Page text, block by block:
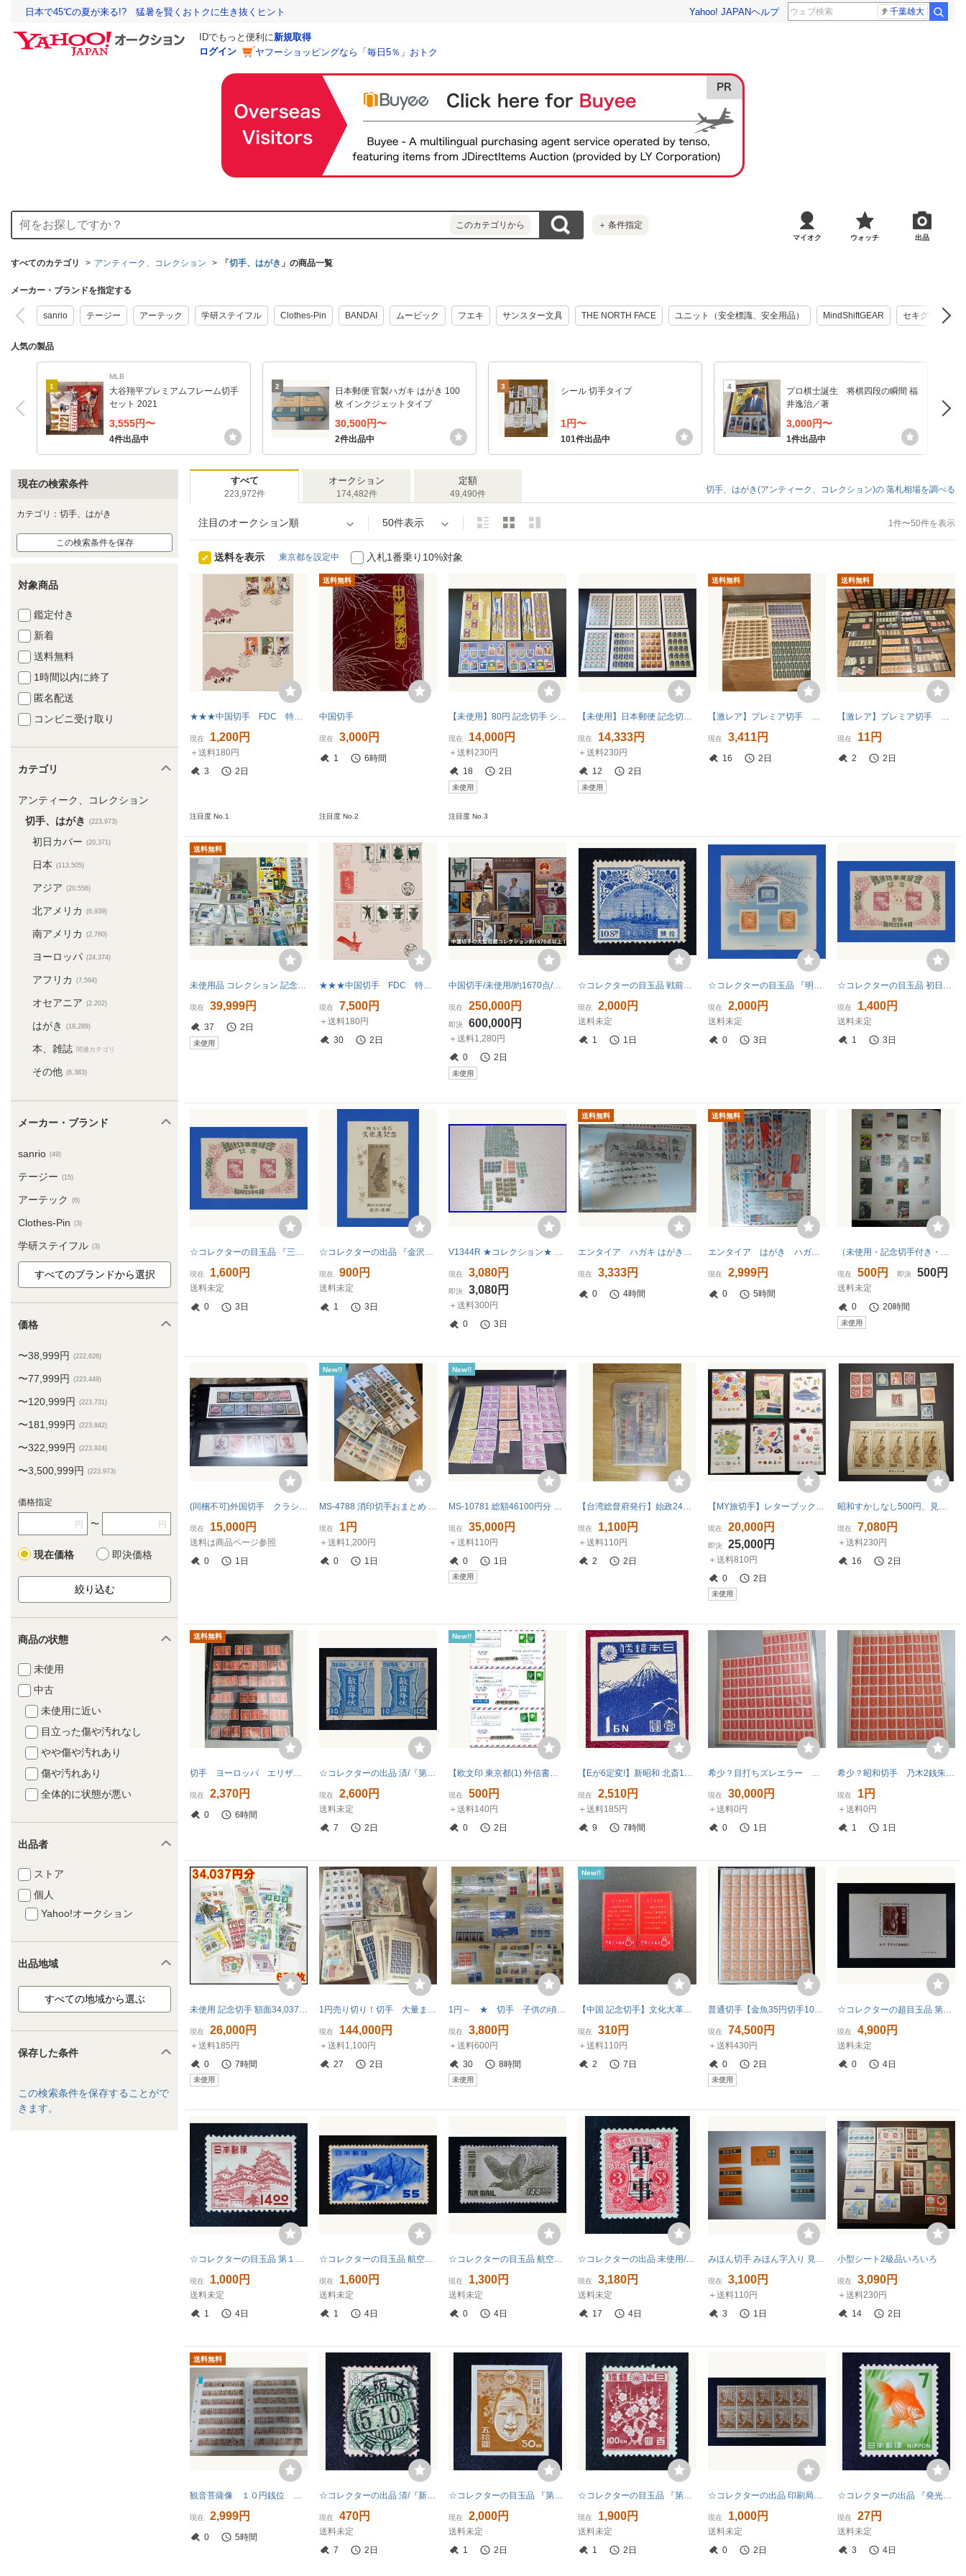
日本で45℃の夏が来る!? 猛暑を賢くおトクに生き抜くヒント Yahoo! JAPANヘルプ 千葉雄大
IDでもっと便利に新規取得
ログイン
ヤフーショッピングなら「毎日5％」おトク
このカテゴリから ＋ 条件指定
マイオク ウォッチ 出品
すべてのカテゴリ アンティーク、コレクション 「 切手、はがき 」の商品一覧
メーカー・ブランドを指定する
sanrio テージー アーテック 学研ステイフル Clothes-Pin BANDAI ムービック フエキ サンスター文具 THE NORTH FACE ユニット（安全標識、安全用品） MindShiftGEAR セキグチ
人気の製品
1
MLB
大谷翔平プレミアムフレーム切手
セット 2021
3,555円〜
4件出品中
2
日本郵便 官製ハガキ はがき 100
枚 インクジェットタイプ
30,500円〜
2件出品中
3 シール 切手タイプ
1円〜
101件出品中
4
プロ棋士誕生 将棋四段の瞬間 福
井逸治／著
3,000円〜
1件出品中
現在の検索条件
カテゴリ：切手、はがき
この検索条件を保存
対象商品
鑑定付き
新着
送料無料
1時間以内に終了
匿名配送
コンビニ受け取り
カテゴリ
アンティーク、コレクション
切手、はがき
(223,973)
初日カバー (20,371)
日本 (113,505)
アジア (20,556)
北アメリカ (6,939)
南アメリカ (2,760)
ヨーロッパ (24,374)
アフリカ (7,594)
オセアニア (2,202)
はがき (19,289)
本、雑誌 関連カテゴリ
その他 (6,383)
メーカー・ブランド
sanrio (49)
テージー (15)
アーテック (6)
Clothes-Pin (3)
学研ステイフル (3)
価格
〜38,999円 (222,626)
〜77,999円 (223,449)
〜120,999円 (223,731)
〜181,999円 (223,842)
〜322,999円 (223,924)
〜3,500,999円 (223,973)
価格指定
円 〜 円
現在価格 即決価格
商品の状態
未使用
中古
未使用に近い
目立った傷や汚れなし
やや傷や汚れあり
傷や汚れあり
全体的に状態が悪い
出品者
ストア
個人
Yahoo!オークション
出品地域
保存した条件
この検索条件を保存することがで
きます。
すべて
223,972件
オークション
174,482件
定額
49,490件 切手、はがき(アンティーク、コレクション)の 落札相場を調べる
注目のオークション順 50件表示 1件〜50件を表示
送料を表示 東京都を設定中 入札1番乗り10%対象
★★★中国切手 FDC 特６４ 人民公社の婦人社員 ６種完
現在 1,200円
＋送料180円
3
2日
注目度 No.1
送料無料
中国切手
現在 3,000円
1 6時間
注目度 No.2
【未使用】80円 記念切手 シートまとめ 20シート 世界遺産 天皇陛下御即位ほか
現在 14,000円
＋送料230円
18
2日
未使用
注目度 No.3
【未使用】日本郵便 記念切手 20円シート 65シートまとめ 未使用 一部シート破れあり
現在 14,333円
＋送料230円
12
2日
未使用
送料無料
【激レア】プレミア切手 シート まとめ アンティーク 日本切手 記念切手 コレクション
現在 3,411円
16 2日
送料無料
【激レア】プレミア切手 まとめ アンティーク 日本切手 記念切手 国立公園 コレクション
現在 11円
2 2日
送料無料
未使用品 コレクション 記念切手 まとめ売り アニメ 日本郵便 シート 大量 レトロ 額面 52121円
現在 39,999円
37 2日
未使用
★★★中国切手 FDC 特６３ 殷代の 青銅器 ８種完
現在 7,500円
＋送料180円
30
2日
中国切手/未使用/約1670点/大型旧蔵コレクション/単片・連刷・小型シート・小型帳 #847-e
現在 250,000円
即決 600,000円
＋送料1,280円
0
2日
未使用
☆コレクターの目玉品 戦前記念切手『裕仁皇太子帰朝記念』１０銭 ＮＨ美品 ※カタログ価/１８０００円 7-84
現在 2,000円
送料未定
1
1日
☆コレクターの目玉品 『明仁立太子礼記念』小型シート/タトゥ付 ＮＨ美品 ※カタログ価/１７０００円 11-9
現在 2,000円
送料未定
0
3日
☆コレクターの目玉品 初日印付『三島切手展記念』小型シート ＮＨ極美品 ※カタログ価/１５０００円 9-41
現在 1,400円
送料未定
1
3日
☆コレクターの目玉品 『三島切手展記念』小型シート ＮＨ極美品 ※カタログ価/１５０００円 9-42
現在 1,600円
送料未定
0
3日
☆コレクターの出品 『金沢・高岡明るい逓信文化展記念』小型シート ＮＨ美品 ※カタログ価/８５００円 8-4
現在 900円
送料未定
1
3日
V1344R ★コレクション★ 旧収入印紙 旧デザイン 日本政府 五拾円・ 弐拾円 ・壱拾円など色々 未使用 総額約4300円
現在 3,080円
即決 3,080円
＋送料300円
0
3日
送料無料
エンタイア ハガキ はがき 切手 押印
現在 3,333円
0 4時間
送料無料
エンタイア はがき ハガキ 切手 押印
現在 2,999円
0 5時間
（未使用・記念切手付き・封筒・１０枚・ＮＯ９）昭和レトロ・貴重・珍品
現在 500円 即決 500円
送料未定
0
20時間
未使用
現在 15,000円
送料は商品ページ参照
0
1日
New!!
現在 1円
＋送料1,200円
0
1日
New!!
現在 35,000円
＋送料110円
0
1日
未使用
現在 1,100円
＋送料110円
2
2日
現在 20,000円
即決 25,000円
＋送料810円
0
2日
未使用
現在 7,080円
＋送料230円
16
2日
送料無料
現在 2,370円
0 6時間
現在 2,600円
送料未定
7
2日
New!!
現在 500円
＋送料140円
0
2日
現在 2,510円
＋送料185円
9
7時間
現在 30,000円
＋送料0円
0
1日
希少？昭和切手 乃木2銭朱赤？切手100面シート 未使用 1シート NH 説明文画像要確認 送料無料
現在 1円
＋送料0円
1
1日
未使用 記念切手 額面34,037円分 670枚 お年玉 ミニシート バラ 40円 41円 50円 52円 60円 62円 80円 通信 郵便 まとめ 大量
現在 26,000円
＋送料185円
0
7時間
未使用
1円売り切り！切手 大量まとめて 21万1419円 おまけ付 コレクター 記念切手 シート バラ 中古 デザイン切手 放出品 日本切手
現在 144,000円
＋送料1,100円
27
2日
1円～ ★ 切手 子供の頃集めた たくさん お宝があるかも ★
現在 3,800円
＋送料600円
30
8時間
未使用
New!!
【中国 記念切手】文化大革命 1967年 毛沢東語録切手 ペア使用済 （文1）
現在 310円
＋送料110円
2
7日
普通切手【金魚35円切手100面1シート】第1次円単位 第2次動植物国宝図案切手 裏面のりアリ 未使用 美品 カタログ価格200000円
現在 74,500円
＋送料430円
0
2日
未使用
☆コレクターの超目玉品 第１次動植物国宝切手『平等院鳳凰堂』小型シート ＮＨほぼ美品 ※カタログ価/５５０００円 F-8
現在 4,900円
送料未定
0
4日
☆コレクターの目玉品 第１次動植物国宝切手『姫路城』１４円 ＮＨ美品 F-22
現在 1,000円
送料未定
1
4日
☆コレクターの目玉品 航空切手『円位/立山航空』５５円 ＮＨ美品 ※カタログ価/１６０００円 H-61
現在 1,600円
送料未定
1
4日
☆コレクターの目玉品 航空切手『キジ航空』１４４円 ＮＨ美品 ※カタログ価/１３０００円 H-82
現在 1,300円
送料未定
0
4日
☆コレクターの出品 未使用/『軍事切手/旧大正毛紙切手に加刷』３銭 ＮＨ I-6
現在 3,180円
送料未定
17
4日
みほん切手 みほん字入り 見本切手 動植物国宝切手 切手帳(観音菩薩像) おしどり 桜
現在 3,100円
＋送料110円
3
1日
小型シート2級品いろいろ
現在 3,090円
＋送料230円
14
2日
送料無料
観音菩薩像 １０円銭位 １０円位 使用済み 動植物国宝図案切手
現在 2,999円
0 5時間
☆コレクターの出品 済/『新高額切手/昭和白紙』５円 B-61
現在 470円
送料未定
7
2日
☆コレクターの目玉品 『第１次新昭和切手/能面』５０円 ＮＨ美品 ※カタログ価１９０００円 F-34
現在 2,000円
送料未定
1
2日
☆コレクターの目玉品 『第２次新昭和切手/梅花模様』１００円 ＮＨ美品 ※カタログ価１８０００円 F-82
現在 1,900円
送料未定
1
2日
☆コレクターの出品 印刷局銘板付/『第２次新昭和切手/前島密』１円/１０B ＮＨ美品 H-6
現在 1,000円
送料未定
0
2日
☆コレクターの出品 『発光切手』７円 ＮＨ美品 C-31
現在 27円
送料未定
3
4日